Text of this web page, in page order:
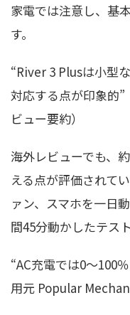
家電では注意し、基
す。
“River 3 Plusは小型
対応する点が印象的
ビュー要約）
海外レビューでも、
える点が評価されて
ァン、スマホを一日
間45分動かしたテス
“AC充電では0〜100
用元 Popular